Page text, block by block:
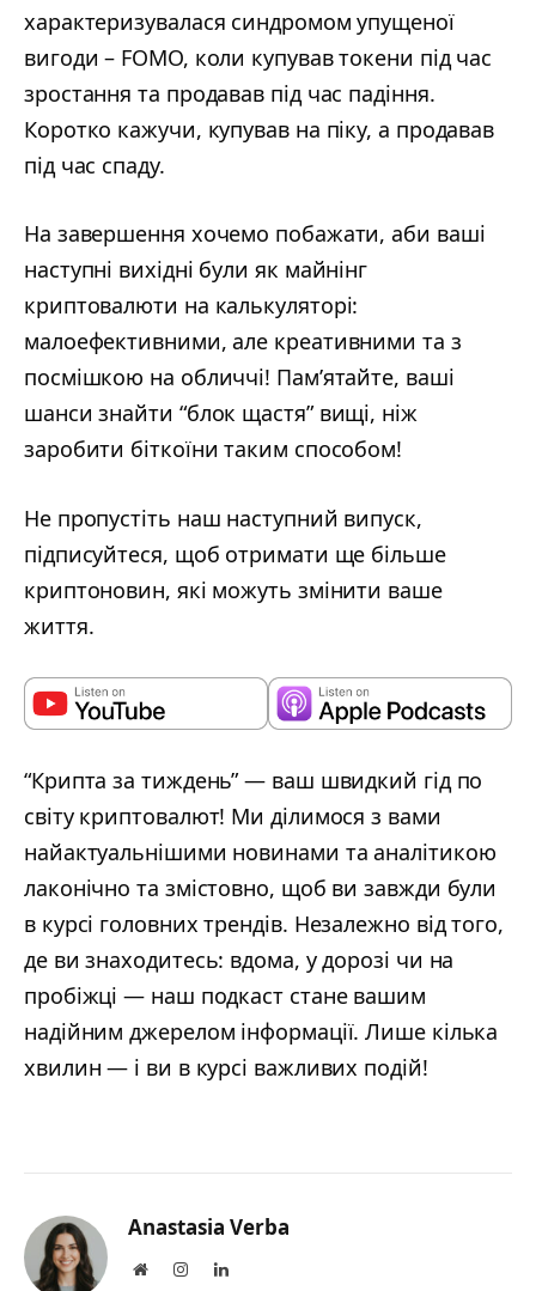
характеризувалася синдромом упущеної
вигоди – FOMO, коли купував токени під час
зростання та продавав під час падіння.
Коротко кажучи, купував на піку, а продавав
під час спаду.
На завершення хочемо побажати, аби ваші
наступні вихідні були як майнінг
криптовалюти на калькуляторі:
малоефективними, але креативними та з
посмішкою на обличчі! Пам’ятайте, ваші
шанси знайти “блок щастя” вищі, ніж
заробити біткоїни таким способом!
Не пропустіть наш наступний випуск,
підписуйтеся, щоб отримати ще більше
криптоновин, які можуть змінити ваше
життя.
“Крипта за тиждень” — ваш швидкий гід по
світу криптовалют! Ми ділимося з вами
найактуальнішими новинами та аналітикою
лаконічно та змістовно, щоб ви завжди були
в курсі головних трендів. Незалежно від того,
де ви знаходитесь: вдома, у дорозі чи на
пробіжці — наш подкаст стане вашим
надійним джерелом інформації. Лише кілька
хвилин — і ви в курсі важливих подій!
Anastasia Verba
WebsiteInstagramLinkedIn